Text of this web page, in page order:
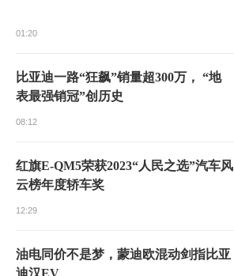
01:20
比亚迪一路“狂飙”销量超300万， “地
表最强销冠”创历史
08:12
红旗E-QM5荣获2023“人民之选”汽车风
云榜年度轿车奖
12:29
油电同价不是梦，蒙迪欧混动剑指比亚